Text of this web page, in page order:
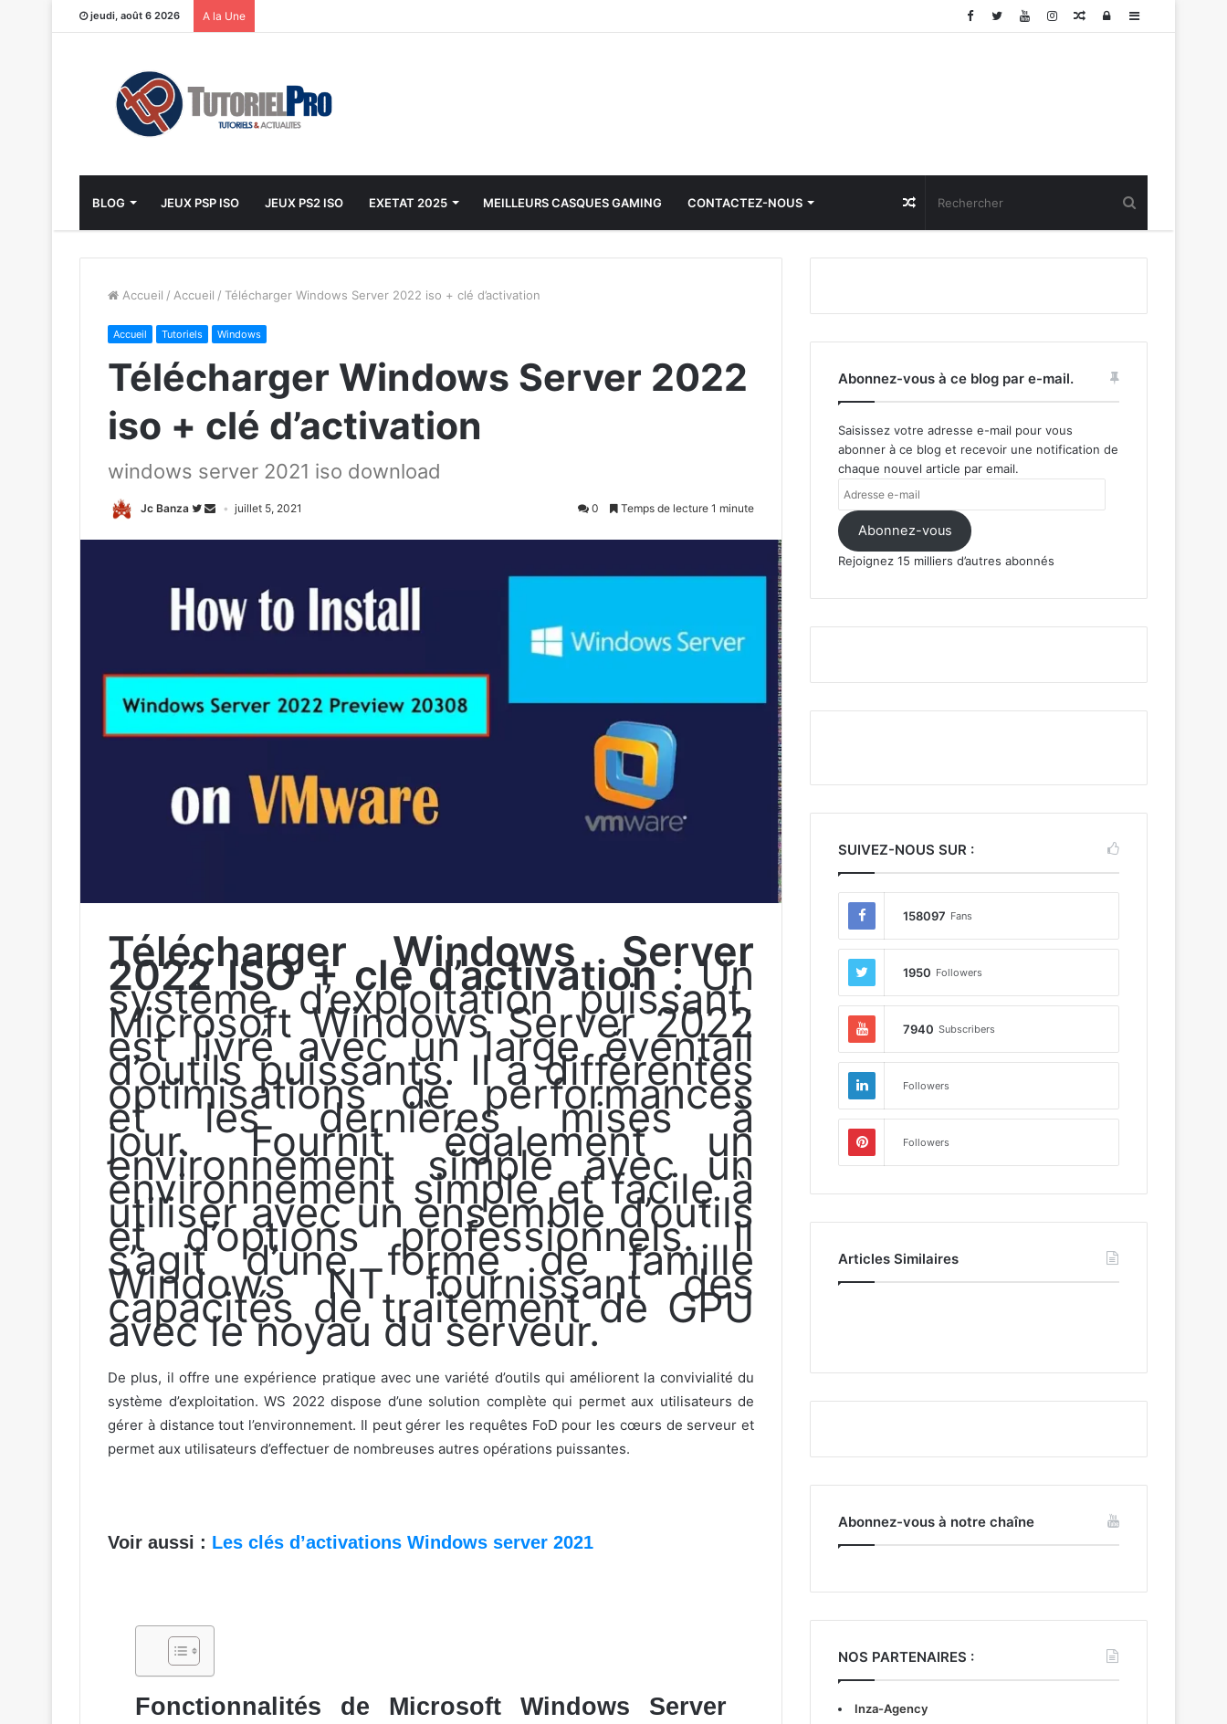
jeudi, août 6 2026 A la Une Sidebar
Connexion
Article
BLOG JEUX PSP ISO JEUX PS2 ISO EXETAT 2025 MEILLEURS CASQUES GAMING CONTACTEZ-NOUS Article
Aléatoire
Accueil / Accueil / Télécharger Windows Server 2022 iso + clé d’activation
Accueil Tutoriels Windows
Télécharger Windows Server 2022
iso + clé d’activation
windows server 2021 iso download
Jc Banza juillet 5, 2021 0 Temps de lecture 1 minute
Télécharger Windows Server
2022 ISO + clé d’activation : Un
système d’exploitation puissant,
Microsoft Windows Server 2022
est livré avec un large éventail
d’outils puissants. Il a différentes
optimisations de performances
et les dernières mises à
jour. Fournit également un
environnement simple avec un
environnement simple et facile à
utiliser avec un ensemble d’outils
et d’options professionnels. Il
s’agit d’une forme de famille
Windows NT fournissant des
capacités de traitement de GPU
avec le noyau du serveur.
De plus, il offre une expérience pratique avec une variété d’outils qui améliorent la convivialité du
système d’exploitation. WS 2022 dispose d’une solution complète qui permet aux utilisateurs de
gérer à distance tout l’environnement. Il peut gérer les requêtes FoD pour les cœurs de serveur et
permet aux utilisateurs d’effectuer de nombreuses autres opérations puissantes.
Voir aussi : Les clés d’activations Windows server 2021
Fonctionnalités de Microsoft Windows Server
Abonnez-vous à ce blog par e-mail.
Saisissez votre adresse e-mail pour vous
abonner à ce blog et recevoir une notification de
chaque nouvel article par email.
Adresse
e-
mail Abonnez-vous
Rejoignez 15 milliers d’autres abonnés
SUIVEZ-NOUS SUR :
158097 Fans
1950 Followers
7940 Subscribers
Followers
Followers
Articles Similaires
Abonnez-vous à notre chaîne
NOS PARTENAIRES :
Inza-Agency